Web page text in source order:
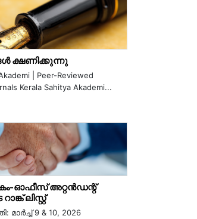
ക്ഷണിക്കുന്നു
| Peer-Reviewed
Kerala Sahitya Akademi...
ഓഫീസ് അറ്റൻഡന്റ്
ലിസ്റ്റ്
മാർച്ച് 9 & 10, 2026